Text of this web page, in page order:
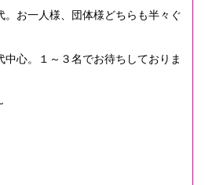
。お一人様、団体様どちらも半々ぐ
中心。１～３名でお待ちしておりま